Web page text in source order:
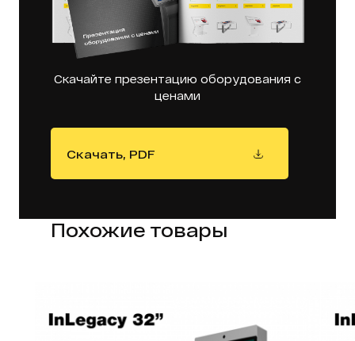
Скачайте презентацию оборудования с
ценами
Скачать, PDF
Похожие товары